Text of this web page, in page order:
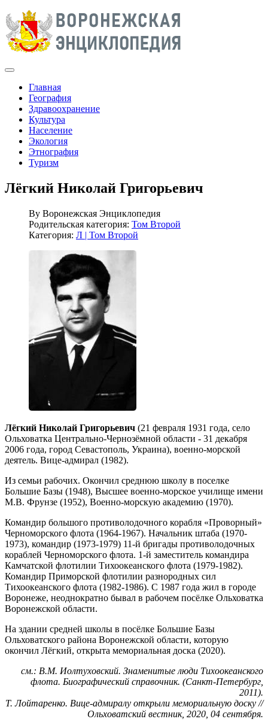
Главная
География
Здравоохранение
Культура
Население
Экология
Этнография
Туризм
Лёгкий Николай Григорьевич
By Воронежская Энциклопедия
Родительская категория: Том Второй
Категория: Л | Том Второй
Лёгкий Николай Григорьевич (21 февраля 1931 года, село
Ольховатка Центрально-Чернозёмной области - 31 декабря
2006 года, город Севастополь, Украина), военно-морской
деятель. Вице-адмирал (1982).
Из семьи рабочих. Окончил среднюю школу в поселке
Большие Базы (1948), Высшее военно-морское училище имени
М.В. Фрунзе (1952), Военно-морскую академию (1970).
Командир большого противолодочного корабля «Проворный»
Черноморского флота (1964-1967). Начальник штаба (1970-
1973), командир (1973-1979) 11-й бригады противолодочных
кораблей Черноморского флота. 1-й заместитель командира
Камчатской флотилии Тихоокеанского флота (1979-1982).
Командир Приморской флотилии разнородных сил
Тихоокеанского флота (1982-1986). С 1987 года жил в городе
Воронеже, неоднократно бывал в рабочем посёлке Ольховатка
Воронежской области.
На здании средней школы в посёлке Большие Базы
Ольховатского района Воронежской области, которую
окончил Лёгкий, открыта мемориальная доска (2020).
см.: В.М. Иолтуховский. Знаменитые люди Тихоокеанского
флота. Биографический справочник. (Санкт-Петербург,
2011).
Т. Лойтаренко. Вице-адмиралу открыли мемориальную доску //
Ольховатский вестник, 2020, 04 сентября.